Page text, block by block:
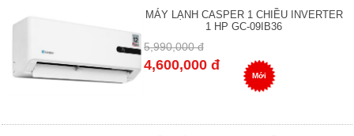
MÁY LẠNH CASPER 1 CHIỀU INVERTER
1 HP GC-09IB36
5,990,000 đ
4,600,000 đ
Mới